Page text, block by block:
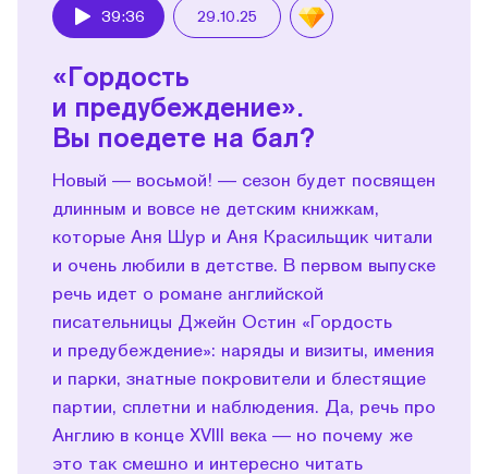
39:36 29.10.25
«Гордость
и предубеждение».
Вы поедете на бал?
Новый — восьмой! — сезон будет посвящен
длинным и вовсе не детским книжкам,
которые Аня Шур и Аня Красильщик читали
и очень любили в детстве. В первом выпуске
речь идет о романе английской
писательницы Джейн Остин «Гордость
и предубеждение»: наряды и визиты, имения
и парки, знатные покровители и блестящие
партии, сплетни и наблюдения. Да, речь про
Англию в конце XVIII века — но почему же
это так смешно и интересно читать